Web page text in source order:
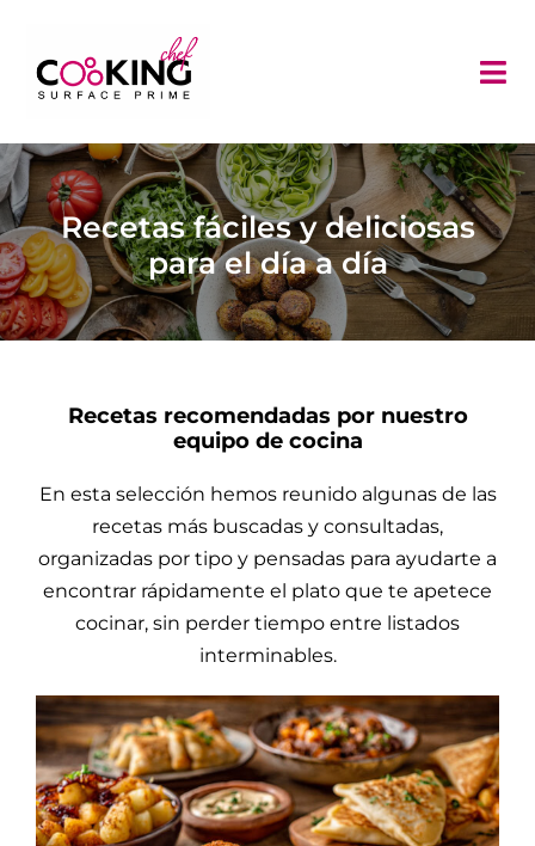
contenido
Recetas
Consulta al chef
Trucos y consejos
Inducción Invisible
Contacto
Recetas fáciles y deliciosas
para el día a día
Recetas recomendadas por nuestro
equipo de cocina
En esta selección hemos reunido algunas de las
recetas más buscadas y consultadas,
organizadas por tipo y pensadas para ayudarte a
encontrar rápidamente el plato que te apetece
cocinar, sin perder tiempo entre listados
interminables.